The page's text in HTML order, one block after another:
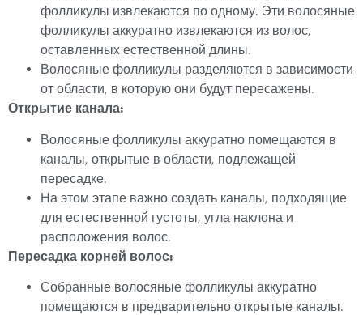
фолликулы извлекаются по одному. Эти волосяные
фолликулы аккуратно извлекаются из волос,
оставленных естественной длины.
Волосяные фолликулы разделяются в зависимости
от области, в которую они будут пересажены.
Открытие канала:
Волосяные фолликулы аккуратно помещаются в
каналы, открытые в области, подлежащей
пересадке.
На этом этапе важно создать каналы, подходящие
для естественной густоты, угла наклона и
расположения волос.
Пересадка корней волос:
Собранные волосяные фолликулы аккуратно
помещаются в предварительно открытые каналы.